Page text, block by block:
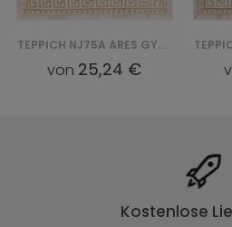
TEPPICH NJ75A ARES GYU - ZŁOTY
von 25,24 €
Kostenlose